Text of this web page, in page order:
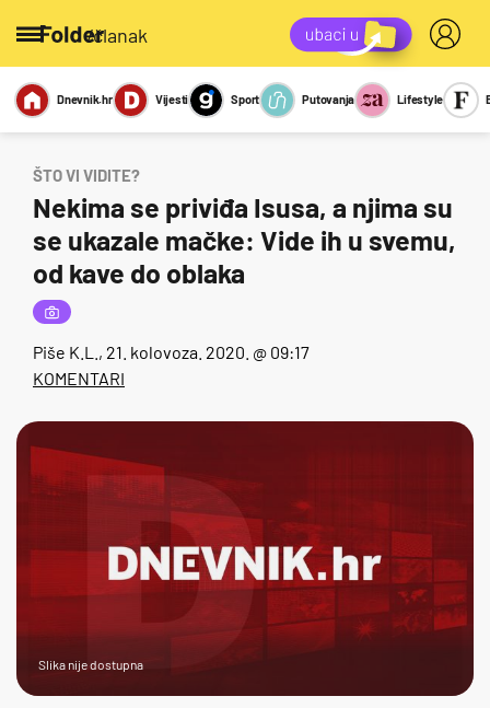
/članak
Miks Kviz
Report
Sexy
Dnevnik.hr Vijesti Sport Putovanja Lifestyle
ŠTO VI VIDITE?
Nekima se priviđa Isusa, a njima su
se ukazale mačke: Vide ih u svemu,
od kave do oblaka
Piše K.L. , 21. kolovoza. 2020. @ 09:17
KOMENTARI
Slika nije dostupna